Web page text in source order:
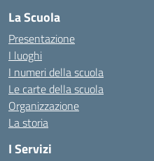
La Scuola
Presentazione
I luoghi
I numeri della scuola
Le carte della scuola
Organizzazione
La storia
I Servizi